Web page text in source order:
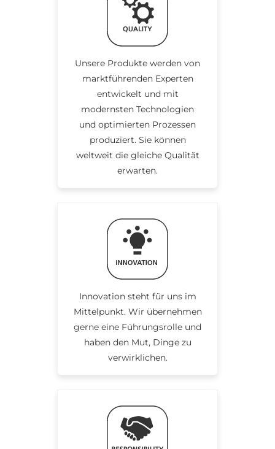
Unsere Produkte werden von
marktführenden Experten
entwickelt und mit
modernsten Technologien
und optimierten Prozessen
produziert. Sie können
weltweit die gleiche Qualität
erwarten.
Innovation steht für uns im
Mittelpunkt. Wir übernehmen
gerne eine Führungsrolle und
haben den Mut, Dinge zu
verwirklichen.